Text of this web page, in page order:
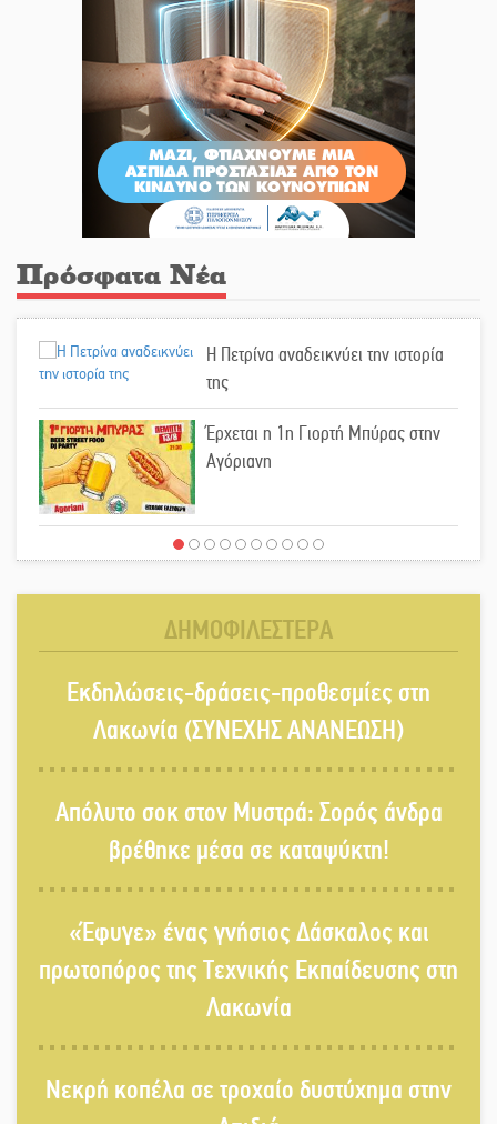
Πρόσφατα Νέα
Η Πετρίνα αναδεικνύει την ιστορία
της
Έρχεται η 1η Γιορτή Μπύρας στην
Αγόριανη
Παγιώνεται δημοσκοπικά ο…
ύδρευση στη Μάνη
«Νεαπολίτικα καρετομωράκια» στη
Νεάπολη
Σταύρος Αργειτάκος
Τα «Άνθη της Πέτρας» τίμησαν τον
Γ. Γιαξόγλου
ΔΗΜΟΦΙΛΕΣΤΕΡΑ
Εκδηλώσεις-δράσεις-προθεσμίες στη
Λακωνία (ΣΥΝΕΧΗΣ ΑΝΑΝΕΩΣΗ)
Απόλυτο σοκ στον Μυστρά: Σορός άνδρα
βρέθηκε μέσα σε καταψύκτη!
«Έφυγε» ένας γνήσιος Δάσκαλος και
πρωτοπόρος της Τεχνικής Εκπαίδευσης στη
Λακωνία
Νεκρή κοπέλα σε τροχαίο δυστύχημα στην